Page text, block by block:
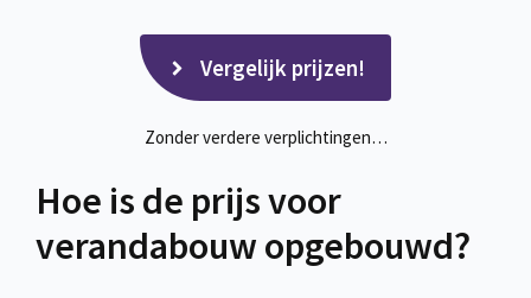
Vergelijk prijzen!
Zonder verdere verplichtingen…
Hoe is de prijs voor
verandabouw opgebouwd?